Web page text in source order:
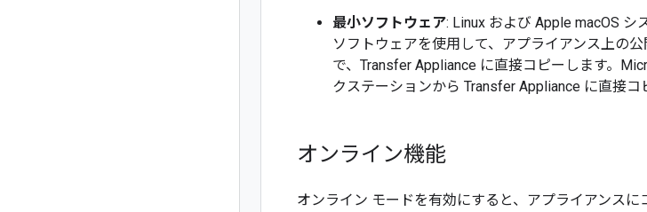
最小ソフトウェア: Linux および Apple macOS
ソフトウェアを使用して、アプライアンス上の
で、Transfer Appliance に直接コピーします。
クステーションから Transfer Appliance に直接コ
オンライン機能
オンライン モードを有効にすると、アプライアンス